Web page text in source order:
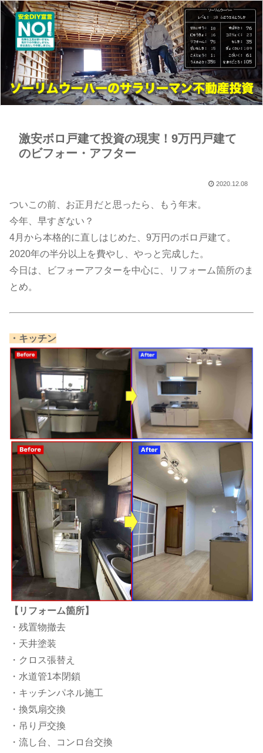
激安ボロ戸建て投資の現実！9万円戸建て
のビフォー・アフター
2020.12.08
​​​​​​​​​​​​​​​​​​​​​​​​​​​​​​​​ついこの前、お正月だと思ったら、もう年末。
今年、早すぎない？
4月から本格的に直しはじめた、9万円のボロ戸建て。
2020年の半分以上を費やし、やっと完成した。
今日は、ビフォーアフターを中心に、リフォーム箇所のま
とめ。
​・キッチン​
【リフォーム箇所】
・残置物撤去
・天井塗装
・クロス張替え
・水道管1本閉鎖
・キッチンパネル施工
・換気扇交換
・吊り戸交換
・流し台、コンロ台交換